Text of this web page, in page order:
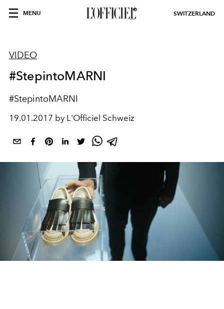
MENU SWITZERLAND
VIDEO
#StepintoMARNI
#StepintoMARNI
19.01.2017 by L'Officiel Schweiz